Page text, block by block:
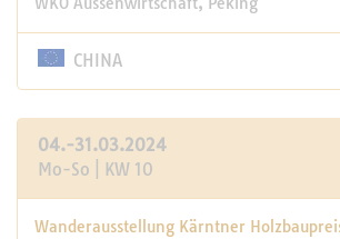
CHINA
04.-31.03.2024
Mo-So | KW 10
Wanderausstellung Kärntner